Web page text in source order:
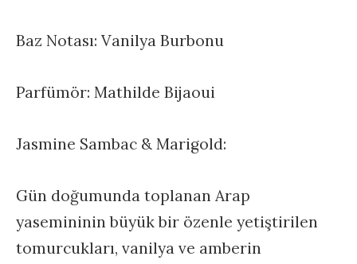
Baz Notası: Vanilya Burbonu
Parfümör: Mathilde Bijaoui
Jasmine Sambac & Marigold:
Gün doğumunda toplanan Arap
yasemininin büyük bir özenle yetiştirilen
tomurcukları, vanilya ve amberin